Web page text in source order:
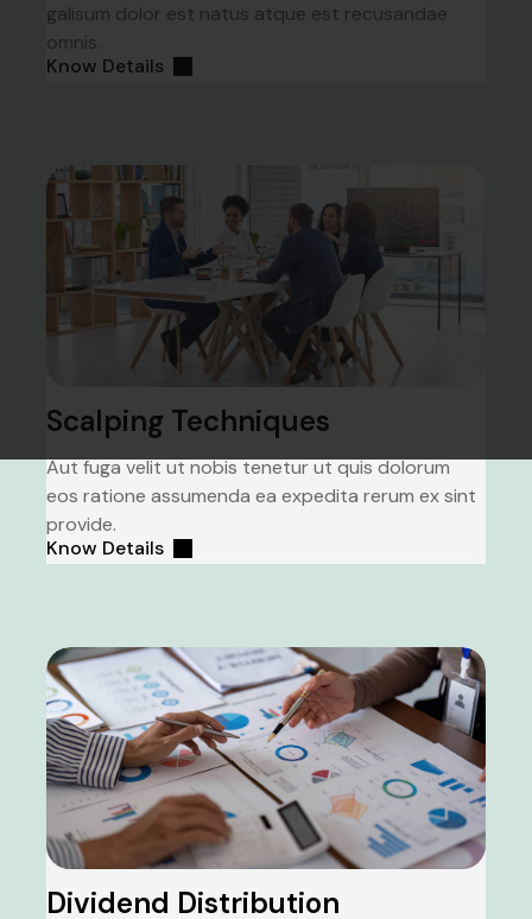
galisum dolor est natus atque est recusandae
omnis.
Know Details
Scalping Techniques
Aut fuga velit ut nobis tenetur ut quis dolorum
eos ratione assumenda ea expedita rerum ex sint
provide.
Know Details
Dividend Distribution